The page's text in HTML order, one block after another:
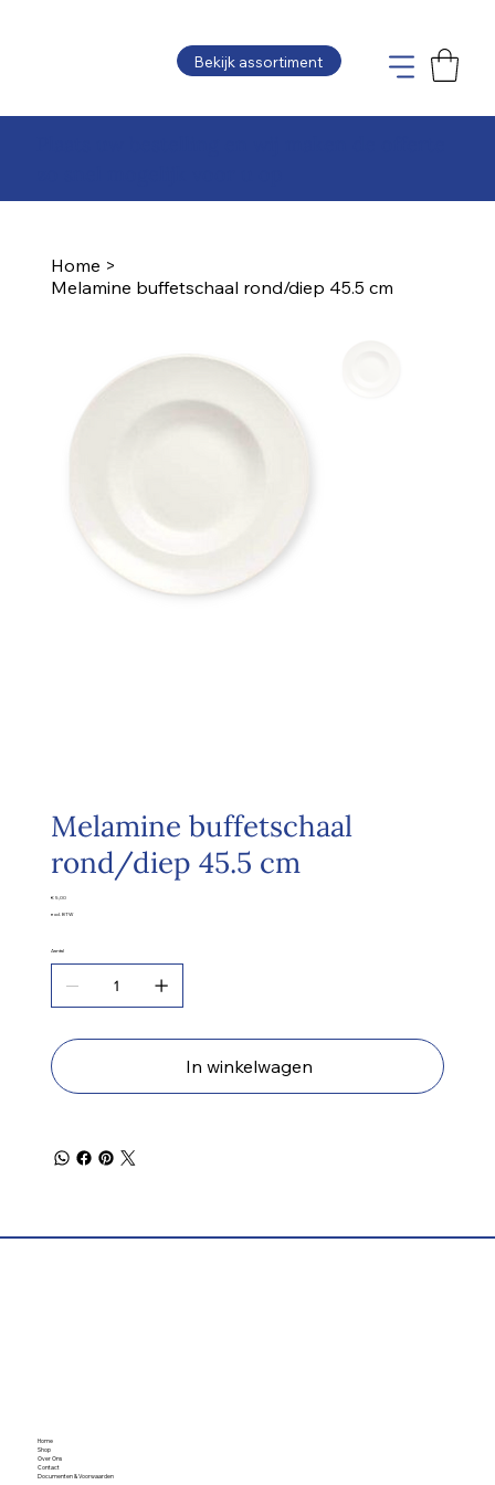
Bekijk assortiment
Home >
Melamine buffetschaal rond/diep 45.5 cm
Melamine buffetschaal
rond/diep 45.5 cm
Prijs
€ 5,00
excl. BTW
Aantal
In winkelwagen
Home
Shop
Over Ons
Contact
Documenten & Voorwaarden